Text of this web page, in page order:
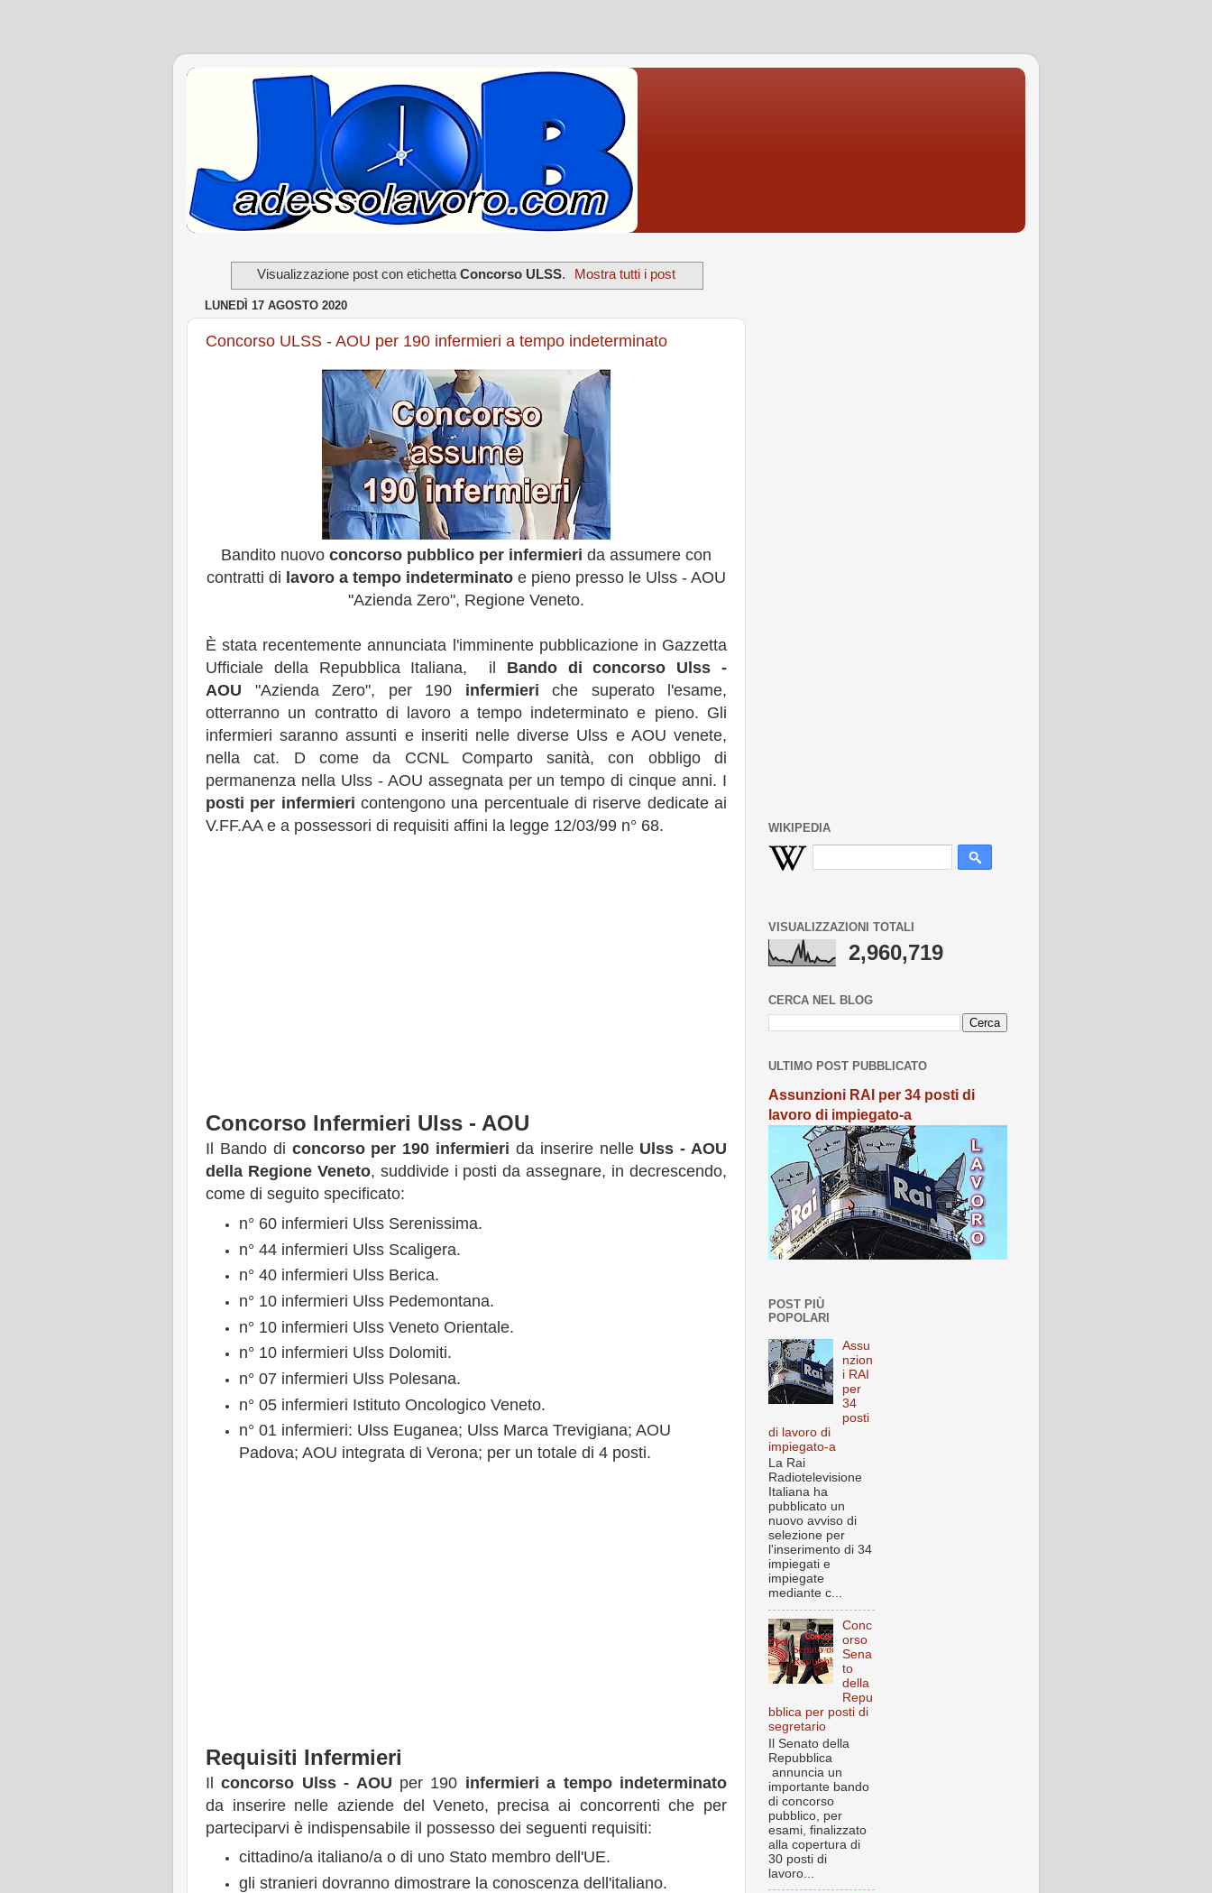
Visualizzazione post con etichettaConcorso ULSS. Mostra tutti i post
LUNEDÌ 17 AGOSTO 2020
Concorso ULSS - AOU per 190 infermieri a tempo indeterminato
Bandito nuovo concorso pubblico per infermieri da assumere con
contratti di lavoro a tempo indeterminato e pieno presso le Ulss - AOU
"Azienda Zero", Regione Veneto.
È stata recentemente annunciata l'imminente pubblicazione in Gazzetta
Ufficiale della Repubblica Italiana, il Bando di concorso Ulss -
AOU "Azienda Zero", per 190 infermieri che superato l'esame,
otterranno un contratto di lavoro a tempo indeterminato e pieno. Gli
infermieri saranno assunti e inseriti nelle diverse Ulss e AOU venete,
nella cat. D come da CCNL Comparto sanità, con obbligo di
permanenza nella Ulss - AOU assegnata per un tempo di cinque anni. I
posti per infermieri contengono una percentuale di riserve dedicate ai
V.FF.AA e a possessori di requisiti affini la legge 12/03/99 n° 68.
Concorso Infermieri Ulss - AOU
Il Bando di concorso per 190 infermieri da inserire nelle Ulss - AOU
della Regione Veneto, suddivide i posti da assegnare, in decrescendo,
come di seguito specificato:
n° 60 infermieri Ulss Serenissima.
n° 44 infermieri Ulss Scaligera.
n° 40 infermieri Ulss Berica.
n° 10 infermieri Ulss Pedemontana.
n° 10 infermieri Ulss Veneto Orientale.
n° 10 infermieri Ulss Dolomiti.
n° 07 infermieri Ulss Polesana.
n° 05 infermieri Istituto Oncologico Veneto.
n° 01 infermieri: Ulss Euganea; Ulss Marca Trevigiana; AOU
Padova; AOU integrata di Verona; per un totale di 4 posti.
Requisiti Infermieri
Ilconcorso Ulss - AOU per 190 infermieri a tempo indeterminato
da inserire nelle aziende del Veneto, precisa ai concorrenti che per
parteciparvi è indispensabile il possesso dei seguenti requisiti:
cittadino/a italiano/a o di uno Stato membro dell'UE.
gli stranieri dovranno dimostrare la conoscenza dell'italiano.
WIKIPEDIA
VISUALIZZAZIONI TOTALI
2,960,719
CERCA NEL BLOG
ULTIMO POST PUBBLICATO
Assunzioni RAI per 34 posti di
lavoro di impiegato-a
POST PIÙ
POPOLARI
Assu
nzion
i RAI
per
34
posti
di lavoro di
impiegato-a
La Rai
Radiotelevisione
Italiana ha
pubblicato un
nuovo avviso di
selezione per
l'inserimento di 34
impiegati e
impiegate
mediante c...
Conc
orso
Sena
to
della
Repu
bblica per posti di
segretario
Il Senato della
Repubblica
annuncia un
importante bando
di concorso
pubblico, per
esami, finalizzato
alla copertura di
30 posti di
lavoro...